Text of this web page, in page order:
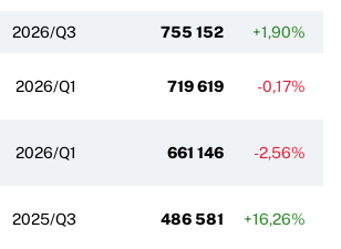
2026/Q3 755 152 +1,90%
2026/Q1 719 619 -0,17%
2026/Q1 661 146 -2,56%
2025/Q3 486 581 +16,26%